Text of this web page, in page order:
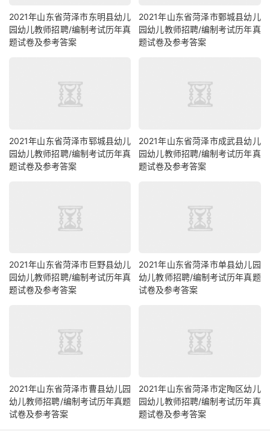
2021年山东省菏泽市东明县幼儿
园幼儿教师招聘/编制考试历年真
题试卷及参考答案
2021年山东省菏泽市鄄城县幼儿
园幼儿教师招聘/编制考试历年真
题试卷及参考答案
2021年山东省菏泽市郓城县幼儿
园幼儿教师招聘/编制考试历年真
题试卷及参考答案
2021年山东省菏泽市成武县幼儿
园幼儿教师招聘/编制考试历年真
题试卷及参考答案
2021年山东省菏泽市巨野县幼儿
园幼儿教师招聘/编制考试历年真
题试卷及参考答案
2021年山东省菏泽市单县幼儿园
幼儿教师招聘/编制考试历年真题
试卷及参考答案
2021年山东省菏泽市曹县幼儿园
幼儿教师招聘/编制考试历年真题
试卷及参考答案
2021年山东省菏泽市定陶区幼儿
园幼儿教师招聘/编制考试历年真
题试卷及参考答案